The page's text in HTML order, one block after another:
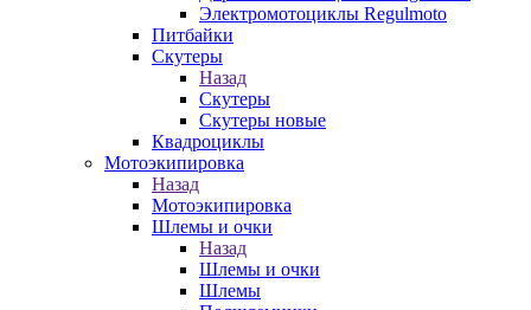
Электромотоциклы Regulmoto
Питбайки
Скутеры
Назад
Скутеры
Скутеры новые
Квадроциклы
Мотоэкипировка
Назад
Мотоэкипировка
Шлемы и очки
Назад
Шлемы и очки
Шлемы